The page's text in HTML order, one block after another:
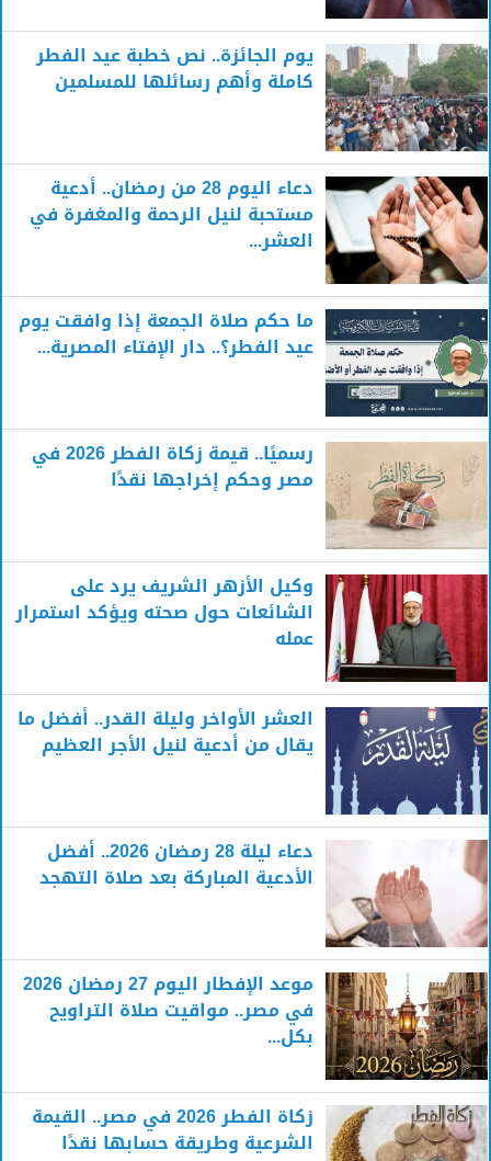
يوم الجائزة.. نص خطبة عيد الفطر
كاملة وأهم رسائلها للمسلمين
دعاء اليوم 28 من رمضان.. أدعية
مستحبة لنيل الرحمة والمغفرة في
العشر...
ما حكم صلاة الجمعة إذا وافقت يوم
عيد الفطر؟.. دار الإفتاء المصرية...
رسميًا.. قيمة زكاة الفطر 2026 في
مصر وحكم إخراجها نقدًا
وكيل الأزهر الشريف يرد على
الشائعات حول صحته ويؤكد استمرار
عمله
العشر الأواخر وليلة القدر.. أفضل ما
يقال من أدعية لنيل الأجر العظيم
دعاء ليلة 28 رمضان 2026.. أفضل
الأدعية المباركة بعد صلاة التهجد
موعد الإفطار اليوم 27 رمضان 2026
في مصر.. مواقيت صلاة التراويح
بكل...
زكاة الفطر 2026 في مصر.. القيمة
الشرعية وطريقة حسابها نقدًا